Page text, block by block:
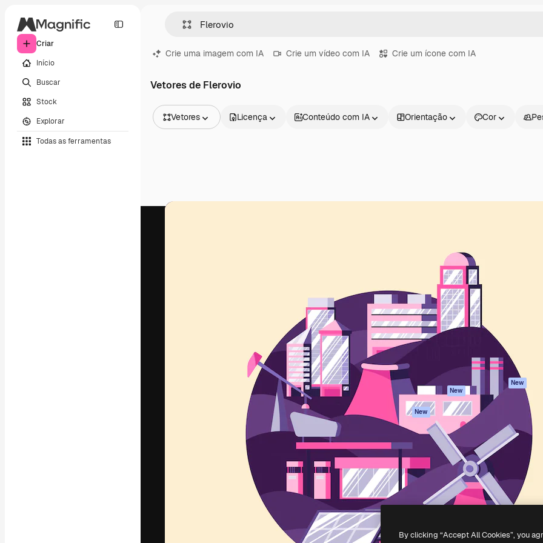
Criar
Início
Buscar
Stock
Explorar
Todas as ferramentas
Crie uma imagem com IA Crie um vídeo com IA Crie um ícone com IA
Vetores de Flerovio
Vetores
Vídeos
Licença Conteúdo com IA Orientação Cor
seu melhor trabalho. Mais de 1 milhão de
assinantes entre criativos, empresas,
Assistente de IA
Gerador de
imagens
Gerador de vídeos
Texto para voz
Conteúdo de stock
MCP para
Claude/ChatGPT
New
Agentes New
API
App móvel
Todas as
ferramentas
Começar
Academy
Documentação
Atendimento
Termos e
condições
Política de
privacidade
Originais New
Política de cookies
Central de
confiabilidade
Afiliados
Empresas
Copyright © 2010- Freepik Company S.L.U.Todos os direitos reservados.
By clicking “Accept All Cookies”, you